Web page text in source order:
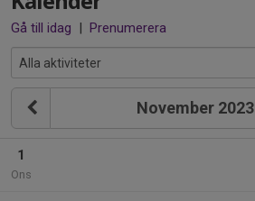
Gå till idag | Prenumerera
November 2023
1
Ons